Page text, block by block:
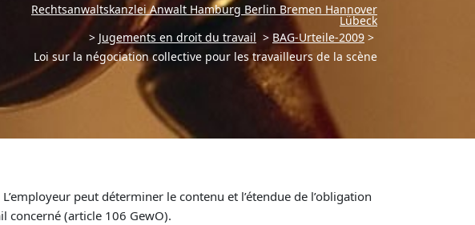
Rechtsanwaltskanzlei Anwalt Hamburg Berlin Bremen Hannover
Lübeck
> Jugements en droit du travail > BAG-Urteile-2009 >
Loi sur la négociation collective pour les travailleurs de la scène
peut déterminer le contenu et l’étendue de l’obligation
concerné (article 106 GewO).